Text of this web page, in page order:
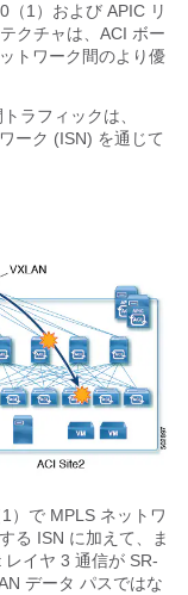
1）および APIC リ
クチャは、ACI ボー
トワーク間のより優
ラフィックは、
ーク (ISN) を通じて
）で MPLS ネットワ
る ISN に加えて、ま
イヤ 3 通信が SR-
データ パスではな